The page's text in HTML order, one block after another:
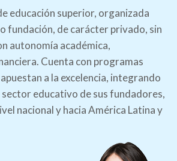
educación superior, organizada
fundación, de carácter privado, sin
autonomía académica,
Cuenta con programas
a la excelencia, integrando
sector educativo de sus fundadores,
nacional y hacia América Latina y